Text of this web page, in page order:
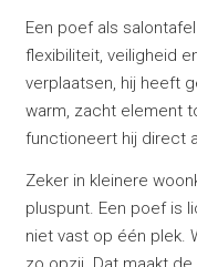
Een poef als
flexibiliteit, veiligheid
verplaatsen, hij heeft
warm, zacht element
functioneert hij direct
Zeker in kleinere
pluspunt. Een poef is
niet vast op één plek.